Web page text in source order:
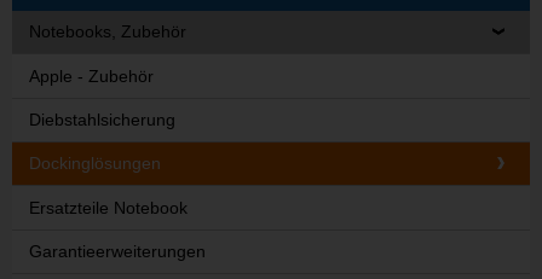
Notebooks, Zubehör
Apple - Zubehör
Diebstahlsicherung
Dockinglösungen
Ersatzteile Notebook
Garantieerweiterungen